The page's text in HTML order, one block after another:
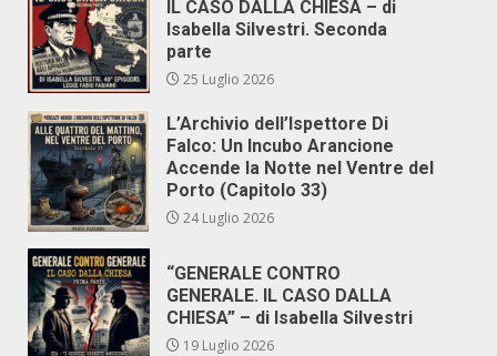
IL CASO DALLA CHIESA – di
Isabella Silvestri. Seconda
parte
25 Luglio 2026
L’Archivio dell’Ispettore Di
Falco: Un Incubo Arancione
Accende la Notte nel Ventre del
Porto (Capitolo 33)
24 Luglio 2026
“GENERALE CONTRO
GENERALE. IL CASO DALLA
CHIESA” – di Isabella Silvestri
19 Luglio 2026